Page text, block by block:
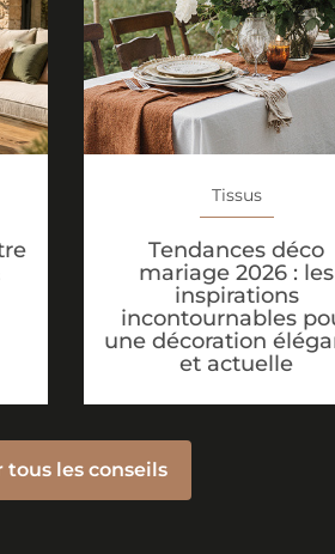
Tissus
Tendances déco
mariage 2026 : les
inspirations
incontournables
une décoration
et actuelle
tous les conseils